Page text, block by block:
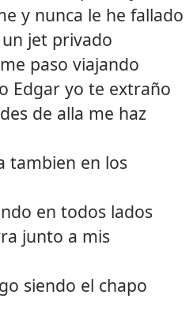
y nunca le he fallado
jet privado
paso viajando
Edgar yo te extraño
de alla me haz
tambien en los
en todos lados
junto a mis
siendo el chapo